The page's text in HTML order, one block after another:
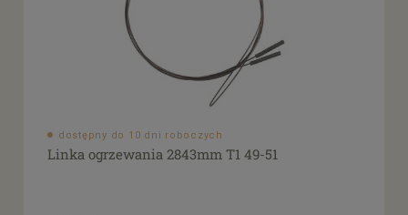
dostępny do 10 dni roboczych
Linka ogrzewania 2843mm T1 49-51